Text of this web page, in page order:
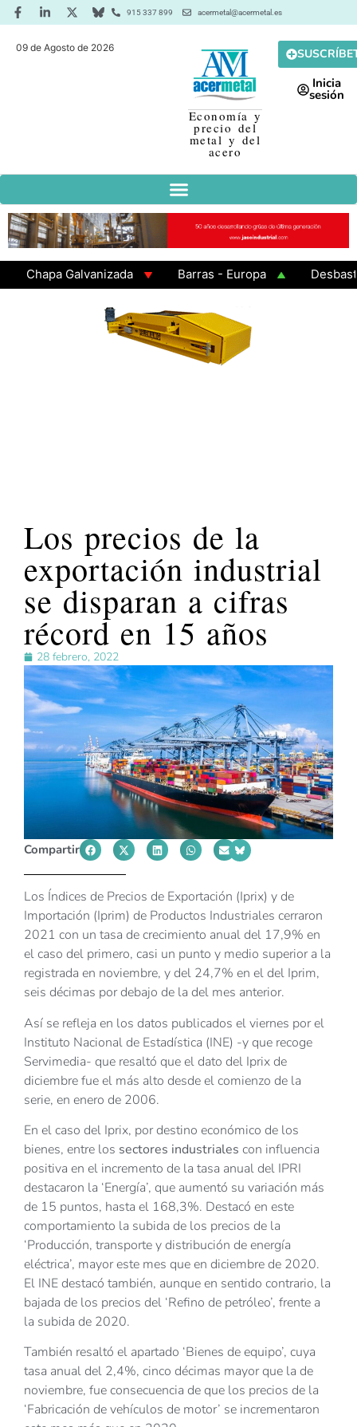
915 337 899 acermetal@acermetal.es
09 de Agosto de 2026
Economía y
precio del
metal y del
acero
Inicia
sesión
Galvanizada Barras - Europa
Desbaste -
Los precios de la
exportación industrial
se disparan a cifras
récord en 15 años
28 febrero, 2022
Compartir
Los Índices de Precios de Exportación (Iprix) y de
Importación (Iprim) de Productos Industriales cerraron
2021 con un tasa de crecimiento anual del 17,9% en
el caso del primero, casi un punto y medio superior a la
registrada en noviembre, y del 24,7% en el del Iprim,
seis décimas por debajo de la del mes anterior.
Así se refleja en los datos publicados el viernes por el
Instituto Nacional de Estadística (INE) -y que recoge
Servimedia- que resaltó que el dato del Iprix de
diciembre fue el más alto desde el comienzo de la
serie, en enero de 2006.
En el caso del Iprix, por destino económico de los
bienes, entre los sectores industriales con influencia
positiva en el incremento de la tasa anual del IPRI
destacaron la ‘Energía’, que aumentó su variación más
de 15 puntos, hasta el 168,3%. Destacó en este
comportamiento la subida de los precios de la
‘Producción, transporte y distribución de energía
eléctrica’, mayor este mes que en diciembre de 2020.
El INE destacó también, aunque en sentido contrario, la
bajada de los precios del ‘Refino de petróleo’, frente a
la subida de 2020.
También resaltó el apartado ‘Bienes de equipo’, cuya
tasa anual del 2,4%, cinco décimas mayor que la de
noviembre, fue consecuencia de que los precios de la
‘Fabricación de vehículos de motor’ se incrementaron